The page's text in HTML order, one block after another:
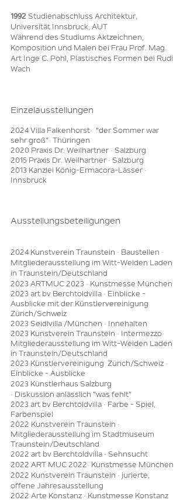
1992 Studienabschluss Architektur,
Universität Innsbruck, AUT
Während des Studiums Aktzeichnen,
Komposition und Malen bei Frau Prof. Mag.
Art Inge C. Pohl, Plastisches Formen bei Rudi
Wach
Einzelausstellungen
2024 Villa Falkenhorst· "der Sommer war
sehr groß"· Thüringen
2020 Praxis Dr. Weilhartner · Salzburg
2015 Praxis Dr. Weilhartner · Salzburg
2013 Kanzlei König-Ermacora-Lässer ·
Innsbruck
Ausstellungsbeteiligungen
2024 Kunstverein Traunstein · Baustellen ·
Mitgliederausstellung im Witt-Weiden Laden
in Traunstein/Deutschland
2023 ARTMUC 2023 · Kunstmesse München
2023 art bv Berchtoldvilla · Einblicke -
Ausblicke mit der Künstlervereinigung
Zürich/Schweiz
2023 Seidlvilla /München · Innehalten
2023 Kunstverein Traunstein · Intermezzo·
Mitgliederausstellung im Witt-Weiden Laden
in Traunstein/Deutschland
2023 Künstlervereinigung Zürich/Schweiz ·
Einblicke - Ausblicke
2023 Künstlerhaus Salzburg
· Diskussion anlässlich "was fehlt"
2023 art bv Berchtoldvilla · Farbe - Spiel,
Farbenspiel
2022 Kunstverein Traunstein ·
Mitgliederausstellung im Stadtmuseum
Traunstein/Deutschland
2022 art bv Berchtoldvilla · Sehnsucht
2022 ART MUC 2022· Kunstmesse München
2022 Kunstverein Traunstein · jurierte,
offene Jahresausstellung
2022 Arte Konstanz · Kunstmesse Konstanz